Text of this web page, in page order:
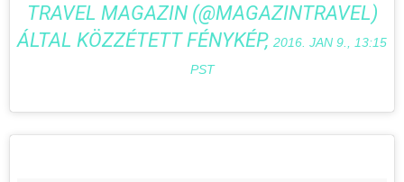
TRAVEL MAGAZIN (@MAGAZINTRAVEL)
ÁLTAL KÖZZÉTETT FÉNYKÉP, 2016. JAN 9., 13:15
PST